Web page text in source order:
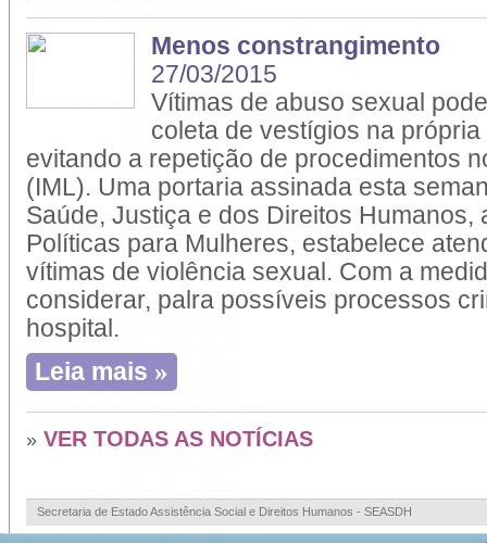
Menos constrangimento
27/03/2015
Vítimas de abuso sexual
coleta de vestígios na
evitando a repetição de procedimentos
(IML). Uma portaria assinada esta
Saúde, Justiça e dos Direitos Humanos,
Políticas para Mulheres, estabelece
vítimas de violência sexual. Com a
considerar, palra possíveis processos
hospital.
Leia mais »
» VER TODAS AS NOTÍCIAS
Secretaria de Estado Assistência Social e Direitos Humanos - SEASDH